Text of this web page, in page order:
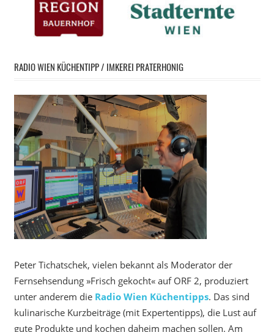
RADIO WIEN KÜCHENTIPP / IMKEREI PRATERHONIG
Peter Tichatschek, vielen bekannt als Moderator der
Fernsehsendung »Frisch gekocht« auf ORF 2, produziert
unter anderem die Radio Wien Küchentipps. Das sind
kulinarische Kurzbeiträge (mit Expertentipps), die Lust auf
gute Produkte und kochen daheim machen sollen. Am